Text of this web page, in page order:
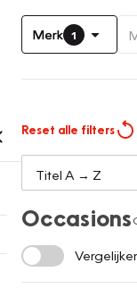
Merk 1
Reset alle filters
Occasions